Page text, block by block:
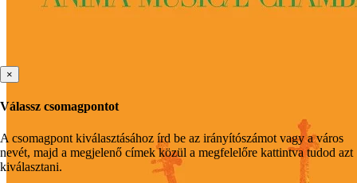
×
Válassz csomagpontot
A csomagpont kiválasztásához írd be az irányítószámot vagy a város
nevét, majd a megjelenő címek közül a megfelelőre kattintva tudod azt
kiválasztani.